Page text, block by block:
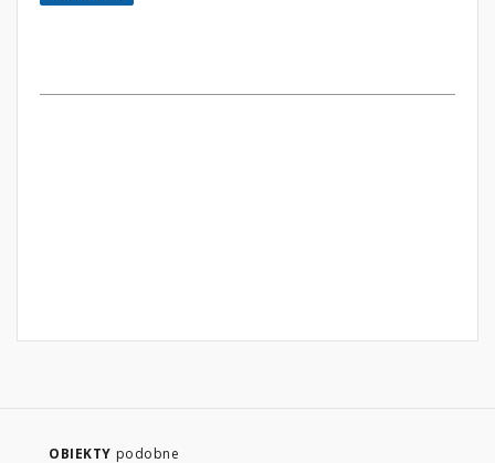
OBIEKTY podobne